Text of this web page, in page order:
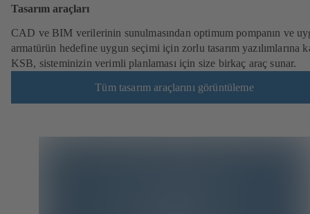
Tasarım araçları
CAD ve BIM verilerinin sunulmasından optimum pompanın ve
armatürün hedefine uygun seçimi için zorlu tasarım yazılımlarına
KSB, sisteminizin verimli planlaması için size birkaç araç sunar.
Tüm tasarım araçlarını görüntüleme